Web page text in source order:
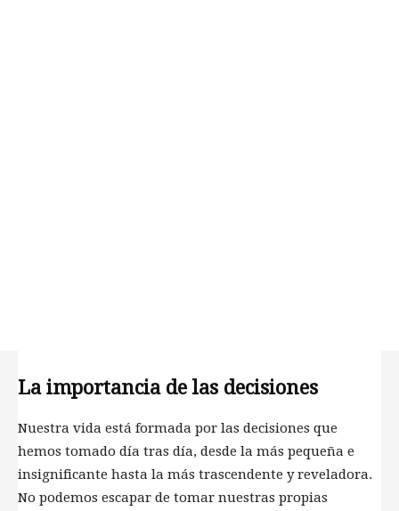
La importancia de las decisiones
Nuestra vida está formada por las decisiones que
hemos tomado día tras día, desde la más pequeña e
insignificante hasta la más trascendente y reveladora.
No podemos escapar de tomar nuestras propias